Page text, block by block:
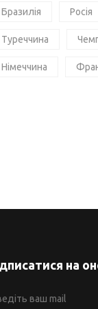
Бразилія Росія
Туреччина
Німеччина
на